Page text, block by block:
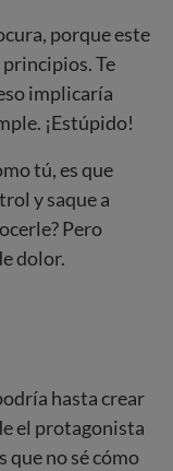
porque este
Te
implicaría
¡Estúpido!
tú, es que
y saque a
Pero
dolor.
hasta crear
el protagonista
que no sé cómo